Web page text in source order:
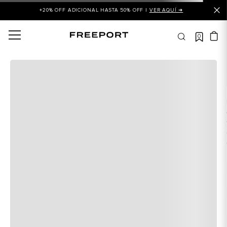
+20% OFF ADICIONAL HASTA 50% OFF | VER AQUÍ ➜
0